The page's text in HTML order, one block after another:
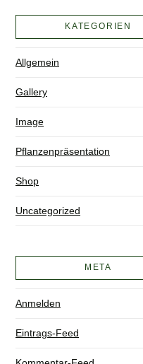
KATEGORIEN
Allgemein
Gallery
Image
Pflanzenpräsentation
Shop
Uncategorized
META
Anmelden
Eintrags-Feed